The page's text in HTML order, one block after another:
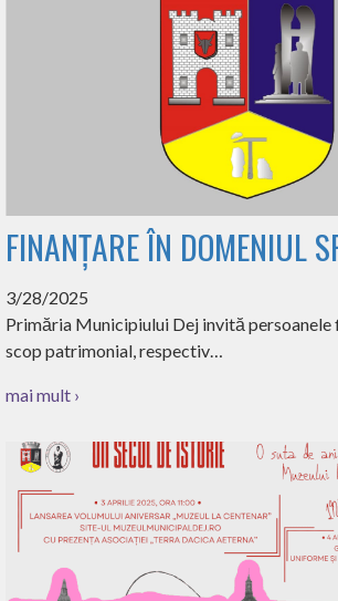
FINANȚARE ÎN DOMENIUL
3/28/2025
Primăria Municipiului Dej invită
scop patrimonial, respectiv…
mai mult ›